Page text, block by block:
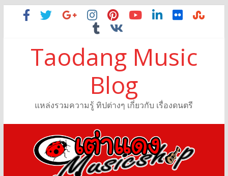
Taodang Music
Blog
แหล่งรวมความรู้ ทิปต่างๆ เกี่ยวกับ เรื่องดนตรี